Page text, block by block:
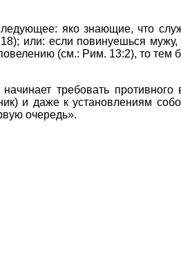
яко знающие, что
или: если повинуешься
(см.: Рим. 13:2), то тем
требовать противного
и даже к установлениям
очередь».